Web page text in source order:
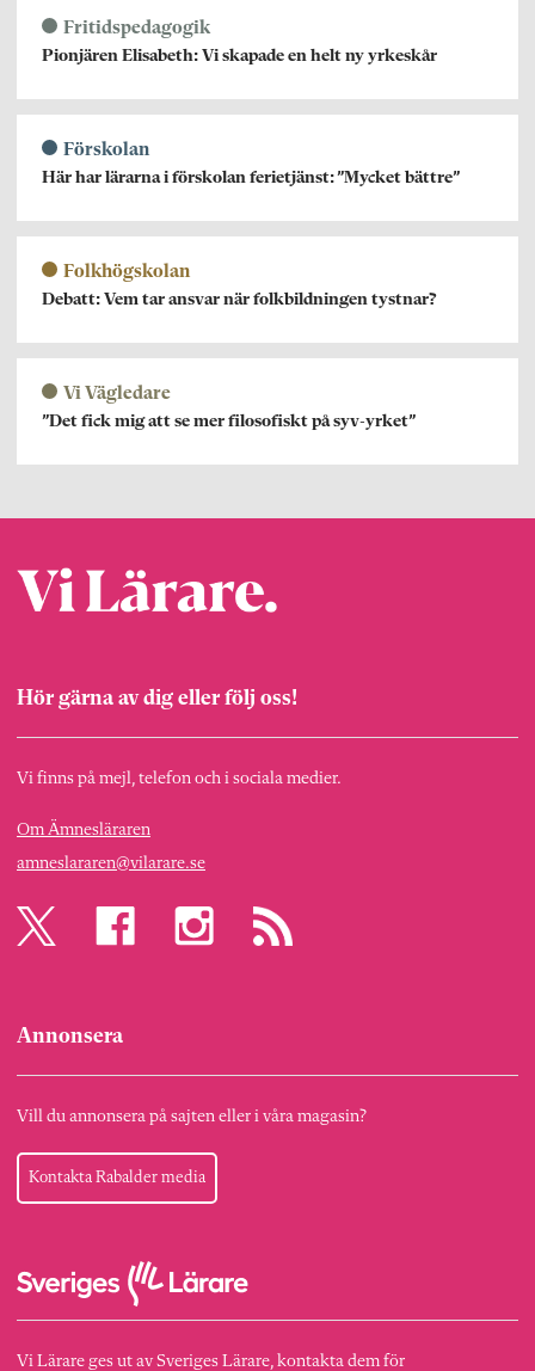
Fritidspedagogik
Pionjären Elisabeth: Vi skapade en helt ny yrkeskår
Förskolan
Här har lärarna i förskolan ferietjänst: ”Mycket bättre”
Folkhögskolan
Debatt: Vem tar ansvar när folkbildningen tystnar?
Vi Vägledare
”Det fick mig att se mer filosofiskt på syv-yrket”
Hör gärna av dig eller följ oss!
Vi finns på mejl, telefon och i sociala medier.
Om Ämnesläraren
amneslararen@vilarare.se
Annonsera
Vill du annonsera på sajten eller i våra magasin?
Kontakta Rabalder media
Vi Lärare ges ut av Sveriges Lärare, kontakta dem för